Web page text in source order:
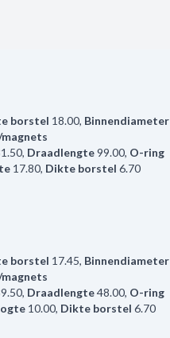
borstel 18.00, Binnendiameter
, Draadlengte99.00, O-ring
17.80, Dikte borstel 6.70
borstel 17.45, Binnendiameter
, Draadlengte48.00, O-ring
10.00, Dikte borstel 6.70